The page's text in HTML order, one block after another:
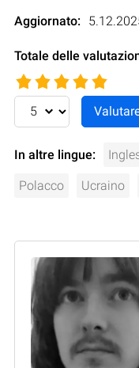
Aggiornato:
Totale delle
In altre lingue:
Polacco Ucraino